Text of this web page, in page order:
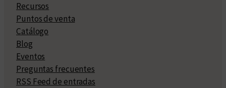
Recursos
Puntos de venta
Catálogo
Blog
Eventos
Preguntas frecuentes
RSS Feed de entradas